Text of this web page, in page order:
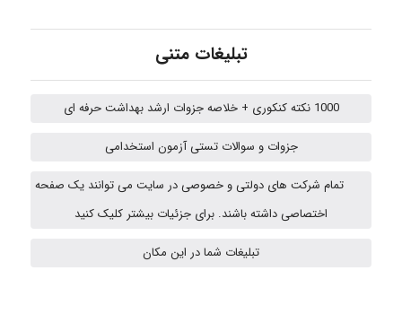
Niloofar
arman.m
Hasan haghparast
تبلیغات متنی
1000 نکته کنکوری + خلاصه جزوات ارشد بهداشت حرفه ای
جزوات و سوالات تستی آزمون استخدامی
تمام شرکت های دولتی و خصوصی در سایت می توانند یک صفحه
اختصاصی داشته باشند. برای جزئیات بیشتر کلیک کنید
تبلیغات شما در این مکان